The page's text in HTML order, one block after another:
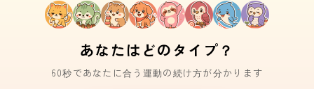
あなたはどのタイプ？
60秒であなたに合う運動の続け方が分かります